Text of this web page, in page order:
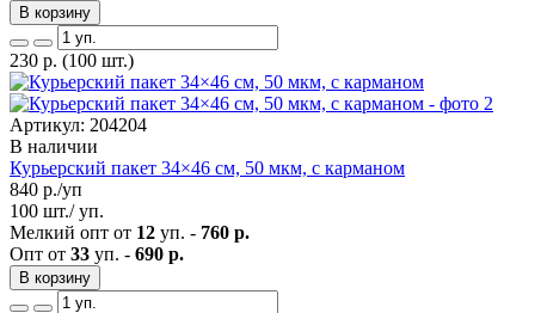
В корзину
230 р. (100 шт.)
Артикул: 204204
В наличии
Курьерский пакет 34×46 см, 50 мкм, с карманом
840 р./уп
100 шт./ уп.
Мелкий опт от 12 уп. - 760 р.
Опт от 33 уп. - 690 р.
В корзину